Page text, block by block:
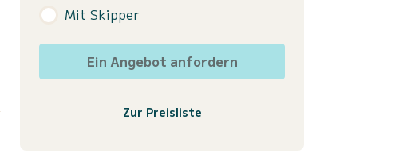
Mit Skipper
Ein Angebot anfordern
Zur Preisliste